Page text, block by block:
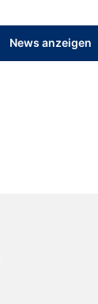
News anzeigen